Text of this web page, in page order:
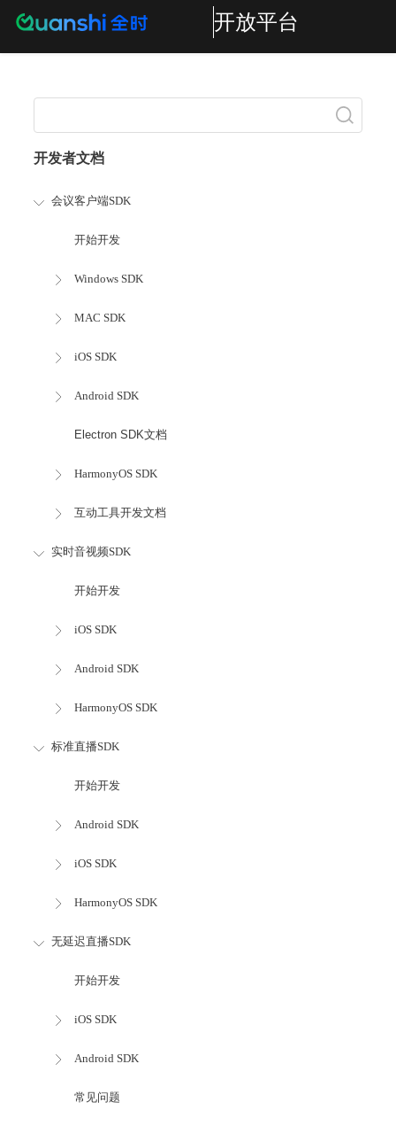
开放平台
开发者文档
会议客户端SDK
开始开发
Windows SDK
MAC SDK
iOS SDK
Android SDK
Electron SDK文档
HarmonyOS SDK
互动工具开发文档
实时音视频SDK
开始开发
iOS SDK
Android SDK
HarmonyOS SDK
标准直播SDK
开始开发
Android SDK
iOS SDK
HarmonyOS SDK
无延迟直播SDK
开始开发
iOS SDK
Android SDK
常见问题